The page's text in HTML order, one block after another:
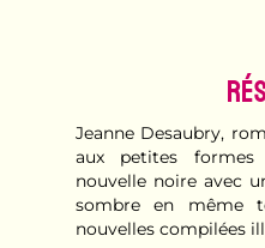
Jeanne Desaubry,
aux petites
nouvelle noire avec
sombre en même
nouvelles compilées